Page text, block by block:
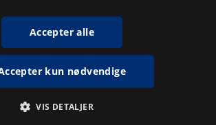
Accepter alle
kun nødvendige
VIS DETALJER